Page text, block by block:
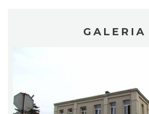
GALERIA